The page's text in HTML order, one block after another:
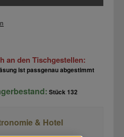
an den Tischgestellen:
ist passgenau abgestimmt
Stück 132
& Hotel